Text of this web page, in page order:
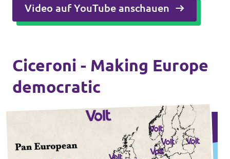
Video auf YouTube anschauen
Ciceroni - Making Europe
democratic